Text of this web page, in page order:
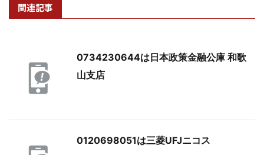
関連記事
0734230644は日本政策金融公庫 和歌
山支店
0120698051は三菱UFJニコス